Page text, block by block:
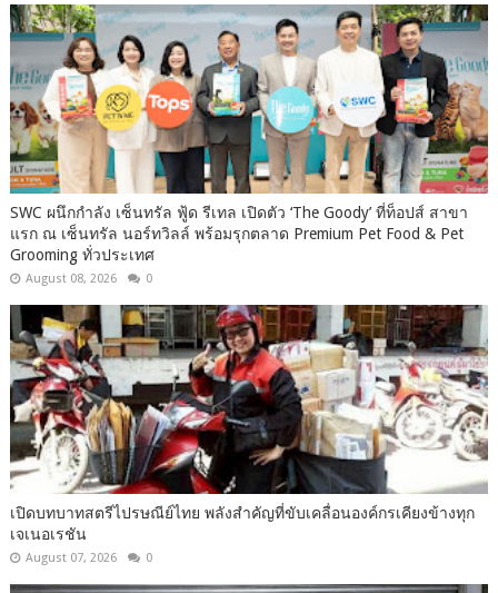
SWC ผนึกกำลัง เซ็นทรัล ฟู้ด รีเทล เปิดตัว ‘The Goody’ ที่ท็อปส์ สาขา
แรก ณ เซ็นทรัล นอร์ทวิลล์ พร้อมรุกตลาด Premium Pet Food & Pet
Grooming ทั่วประเทศ
August 08, 2026 0
เปิดบทบาทสตรีไปรษณีย์ไทย พลังสำคัญที่ขับเคลื่อนองค์กรเคียงข้างทุก
เจเนอเรชัน
August 07, 2026 0